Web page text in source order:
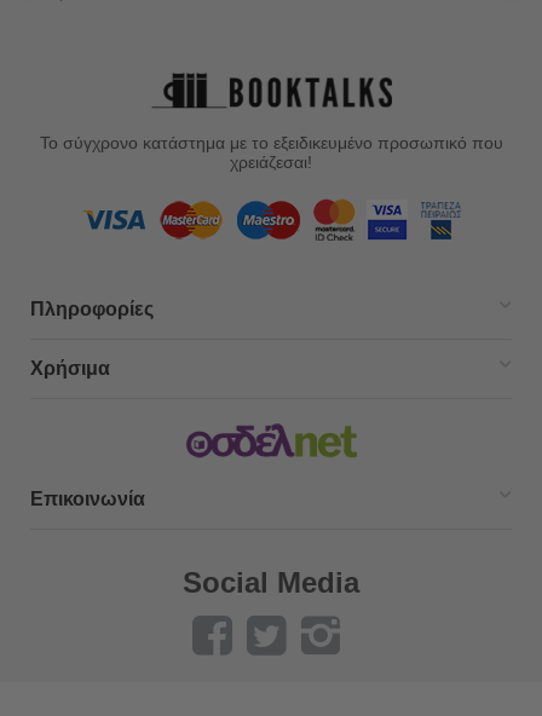
Το σύγχρονο κατάστημα με το εξειδικευμένο προσωπικό που
χρειάζεσαι!
Πληροφορίες
Χρήσιμα
Επικοινωνία
Social Media